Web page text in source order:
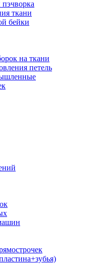
ткани
бейки
на ткани
петель